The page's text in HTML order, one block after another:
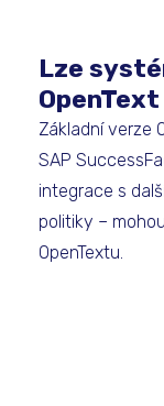
Lze
Základní verze
SAP
integrace s
politiky –
OpenTextu.